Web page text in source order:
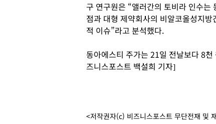
구 연구원은 “앨러간의 토비라 인수는
점과 대형 제약회사의 비알코올성지
적 이슈”라고 분석했다.
동아에스티 주가는 21일 전날보다 8
즈니스포스트 백설희 기자]
<저작권자(c) 비즈니스포스트 무단전재 및